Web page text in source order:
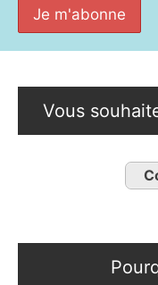
Vous